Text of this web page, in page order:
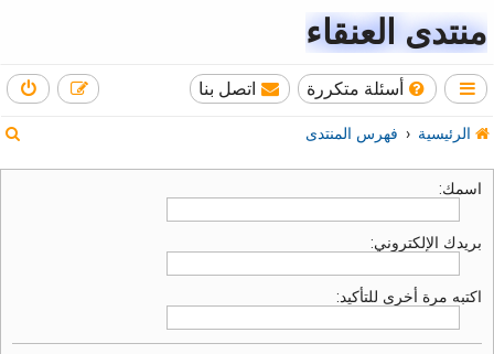
منتدى العنقاء
أسئلة متكررة اتصل بنا
الرئيسية فهرس المنتدى
اسمك:
بريدك الإلكتروني:
اكتبه مرة أخرى للتأكيد: